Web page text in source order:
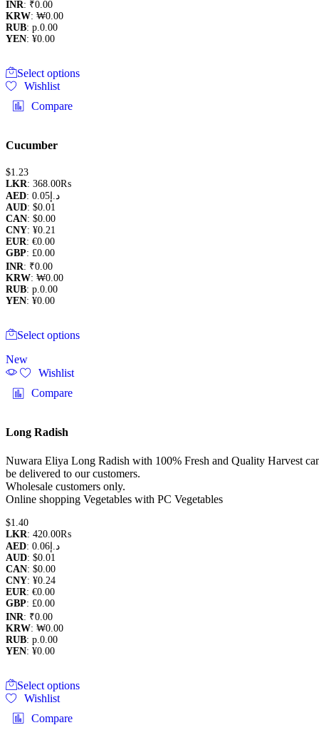
INR: ₹0.00
KRW: ₩0.00
RUB: р.0.00
YEN: ¥0.00
Select optionsproduct
Wishlist
Compare
Cucumber
$1.23
LKR: 368.00₨
AED:
0.05د.إ
AUD: $0.01
CAN: $0.00
CNY: ¥0.21
EUR: €0.00
GBP: £0.00
INR: ₹0.00
KRW: ₩0.00
RUB: р.0.00
YEN: ¥0.00
Select optionsproduct
the
product
page
New
Wishlist
Compare
Long Radish
Nuwara Eliya Long Radish with 100% Fresh and Quality Harvest
be delivered to our customers.
Wholesale customers only.
Online shopping Vegetables with PC Vegetables
$1.40
LKR: 420.00₨
AED:
0.06د.إ
AUD: $0.01
CAN: $0.00
CNY: ¥0.24
EUR: €0.00
GBP: £0.00
INR: ₹0.00
KRW: ₩0.00
RUB: р.0.00
YEN: ¥0.00
Select optionsproduct
Wishlist
Compare